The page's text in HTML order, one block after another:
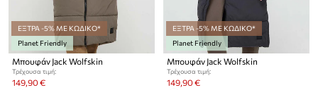
ΕΞΤΡΑ -5% ΜΕ ΚΩΔΙΚΟ*
Planet Friendly
Μπουφάν Jack Wolfskin
Τρέχουσα τιμή:
149,90 €
ΕΞΤΡΑ -5% ΜΕ ΚΩΔΙΚΟ*
Planet Friendly
Μπουφάν Jack Wolfskin
Τρέχουσα τιμή:
149,90 €